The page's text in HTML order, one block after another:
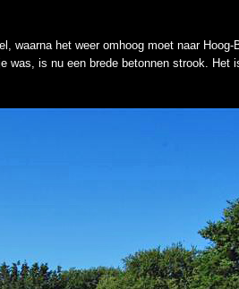
waarna het weer omhoog moet naar
was, is nu een brede betonnen strook. Het